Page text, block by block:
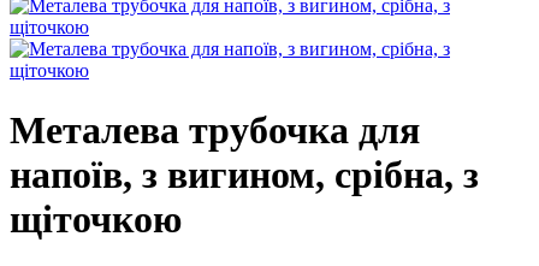
Металева трубочка для
напоїв, з вигином, срібна, з
щіточкою